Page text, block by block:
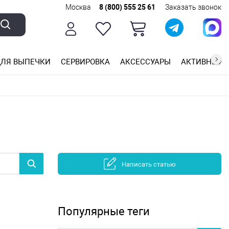
Москва 8 (800) 555 25 61 Заказать звонок
ВЫПЕЧКИ СЕРВИРОВКА АКСЕССУАРЫ АКТИВНЫЙ
Написать статью
Популярные теги